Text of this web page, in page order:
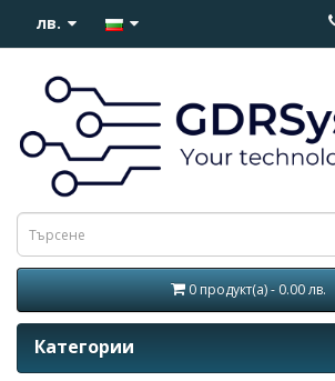
лв.
0 продукт(а) - 0.00 лв.
Категории